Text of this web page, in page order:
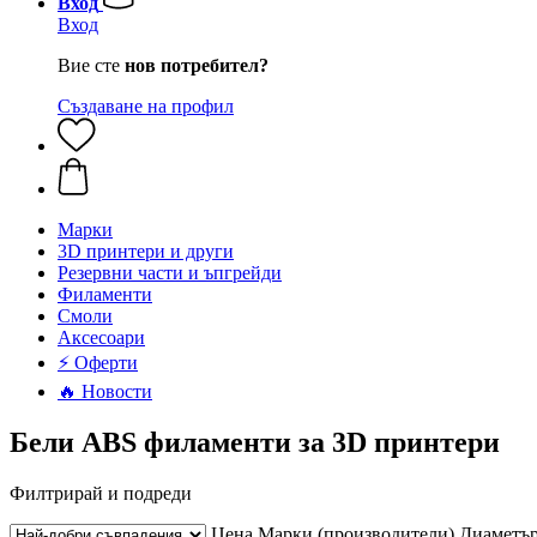
Вход
Вие сте нов потребител?
Създаване на профил
Mарки
3D принтери и други
Резервни части и ъпгрейди
Филаменти
Смоли
Аксесоари
⚡ Оферти
🔥 Новости
Бели ABS филаменти за 3D принтери
Филтрирай и подреди